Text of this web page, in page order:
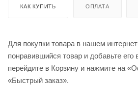
КАК КУПИТЬ ОПЛАТА
Для покупки товара в нашем
понравившийся товар и добавьте его
перейдите в Корзину и нажмите на
«Быстрый заказ».